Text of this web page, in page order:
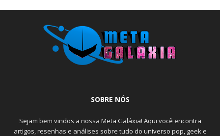
SOBRE NÓS
Sejam bem vindos a nossa Meta Galáxia! Aqui você encontra
artigos, resenhas e análises sobre tudo do universo pop, geek e